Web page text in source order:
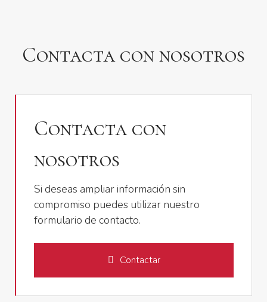
Contacta con nosotros
Contacta con
nosotros
Si deseas ampliar información sin
compromiso puedes utilizar nuestro
formulario de contacto.
Contactar